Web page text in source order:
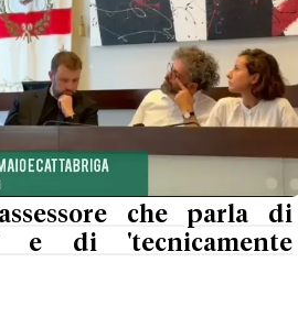
che parla di
e di 'tecnicamente